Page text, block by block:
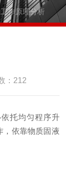
作原理分析
：212
托均匀程序升
，依靠物质固液